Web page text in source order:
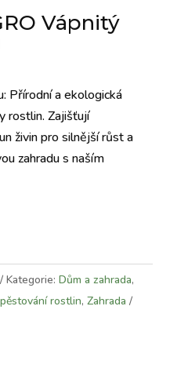
Vápnitý
Přírodní a ekologická
rostlin. Zajišťují
živin pro silnější růst a
zahradu s naším
Kategorie: Dům a zahrada,
rostlin, Zahrada